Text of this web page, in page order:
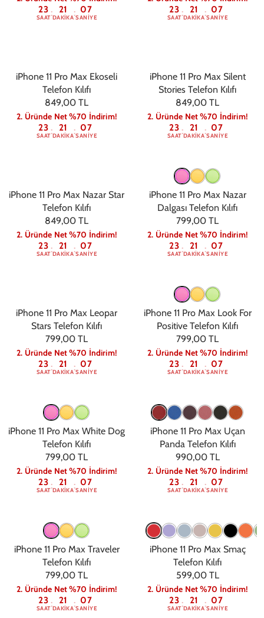
23
SAAT: 21
DAKIKA: 06
SANIYE
23
SAAT: 21
DAKIKA: 06
SANIYE
iPhone 11 Pro Max Ekoseli
Telefon Kılıfı
849,00 TL
2. Üründe Net %70 İndirim!
23
SAAT: 21
DAKIKA: 06
SANIYE
iPhone 11 Pro Max Silent
Stories Telefon Kılıfı
849,00 TL
2. Üründe Net %70 İndirim!
23
SAAT: 21
DAKIKA: 06
SANIYE
iPhone 11 Pro Max Nazar Star
Telefon Kılıfı
849,00 TL
2. Üründe Net %70 İndirim!
23
SAAT: 21
DAKIKA: 06
SANIYE
iPhone 11 Pro Max Nazar
Dalgası Telefon Kılıfı
799,00 TL
2. Üründe Net %70 İndirim!
23
SAAT: 21
DAKIKA: 06
SANIYE
iPhone 11 Pro Max Leopar
Stars Telefon Kılıfı
799,00 TL
2. Üründe Net %70 İndirim!
23
SAAT: 21
DAKIKA: 06
SANIYE
iPhone 11 Pro Max Look For
Positive Telefon Kılıfı
799,00 TL
2. Üründe Net %70 İndirim!
23
SAAT: 21
DAKIKA: 06
SANIYE
iPhone 11 Pro Max White Dog
Telefon Kılıfı
799,00 TL
2. Üründe Net %70 İndirim!
23
SAAT: 21
DAKIKA: 06
SANIYE
iPhone 11 Pro Max Uçan
Panda Telefon Kılıfı
990,00 TL
2. Üründe Net %70 İndirim!
23
SAAT: 21
DAKIKA: 06
SANIYE
iPhone 11 Pro Max Traveler
Telefon Kılıfı
799,00 TL
2. Üründe Net %70 İndirim!
23
SAAT: 21
DAKIKA: 06
SANIYE
iPhone 11 Pro Max Smaç
Telefon Kılıfı
599,00 TL
2. Üründe Net %70 İndirim!
23
SAAT: 21
DAKIKA: 06
SANIYE